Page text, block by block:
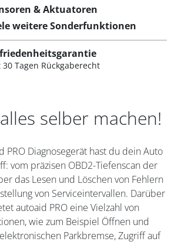
& Aktuatoren
weitere Sonderfunktionen
30 Tagen Rückgaberecht
selber machen!
PRO Diagnosegerät hast du dein Auto
vom präzisen OBD2-Tiefenscan der
das Lesen und Löschen von Fehlern
von Serviceintervallen. Darüber
autoaid PRO eine Vielzahl von
wie zum Beispiel Öffnen und
Parkbremse, Zugriff auf